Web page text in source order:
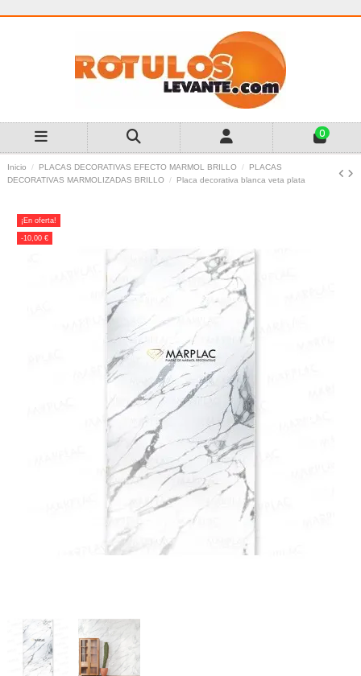
0
Inicio PLACAS DECORATIVAS EFECTO MARMOL BRILLO
PLACAS
DECORATIVAS MARMOLIZADAS BRILLO
Placa decorativa blanca veta plata
¡En oferta!
-10,00 €